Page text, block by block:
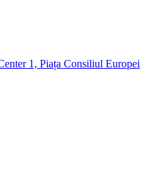
1, Piața Consiliul Europei